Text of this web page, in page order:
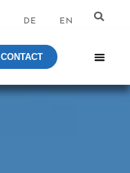
DE EN
CONTACT